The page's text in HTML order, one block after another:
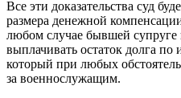
Все эти доказательства суд
размера денежной
любом случае бывшей супруге
выплачивать остаток долга
который при любых
за военнослужащим.